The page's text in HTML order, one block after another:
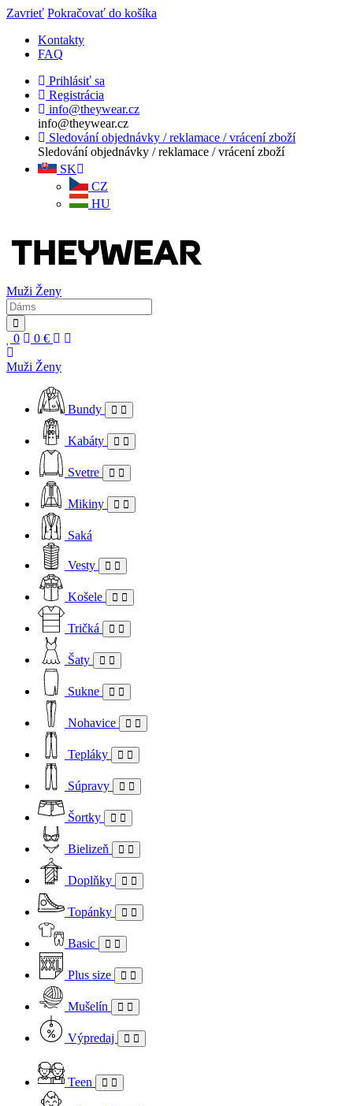
Zavrieť Pokračovať do košíka
Kontakty
FAQ
Prihlásiť sa
Registrácia
info@theywear.cz
info@theywear.cz
Sledování objednávky / reklamace / vrácení zboží
Sledování objednávky / reklamace / vrácení zboží
SK
CZ
HU
Muži Ženy
0 0 €
Muži Ženy
Bundy
Kabáty
Svetre
Mikiny
Saká
Vesty
Košele
Tričká
Šaty
Sukne
Nohavice
Tepláky
Súpravy
Šortky
Bielizeň
Doplňky
Topánky
Basic
Plus size
Mušelín
Výpredaj
Teen